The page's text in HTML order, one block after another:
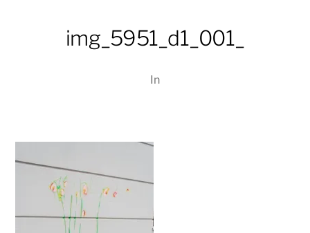
img_5951_d1_001_
In